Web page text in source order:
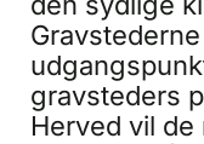
gravsteders
Herved vil